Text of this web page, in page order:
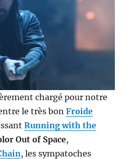
chargé pour notre
le très bonFroide
Running with the
Out of Space,
, les sympatoches